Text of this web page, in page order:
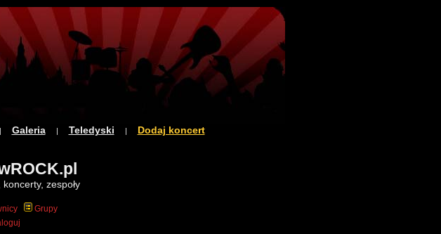
Galeria| Teledyski | Dodaj koncert
zespoły
Grupy